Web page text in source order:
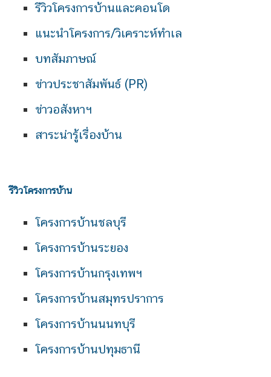
รีวิวโครงการบ้านและคอนโด
แนะนำโครงการ/วิเคราะห์ทำเล
บทสัมภาษณ์
ข่าวประชาสัมพันธ์ (PR)
ข่าวอสังหาฯ
สาระน่ารู้เรื่องบ้าน
รีวิวโครงการบ้าน
โครงการบ้านชลบุรี
โครงการบ้านระยอง
โครงการบ้านกรุงเทพฯ
โครงการบ้านสมุทรปราการ
โครงการบ้านนนทบุรี
โครงการบ้านปทุมธานี